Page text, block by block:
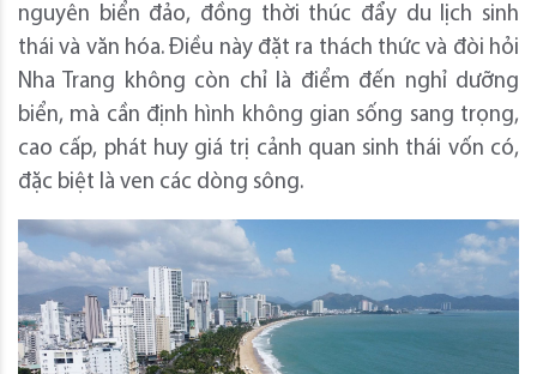
nguyên biển đảo, đồng thời thúc đẩy du lịch sinh
thái và văn hóa. Điều này đặt ra thách thức và đòi hỏi
Nha Trang không còn chỉ là điểm đến nghỉ dưỡng
biển, mà cần định hình không gian sống sang trọng,
cao cấp, phát huy giá trị cảnh quan sinh thái vốn có,
đặc biệt là ven các dòng sông.